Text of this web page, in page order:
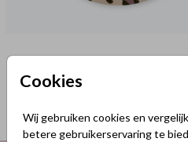
Cookies
Wij gebruiken cookies en
betere gebruikerservaring te